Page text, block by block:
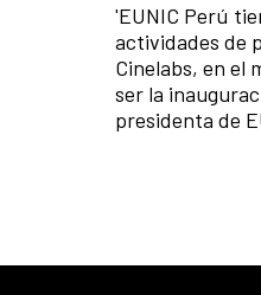
'EUNIC Perú
actividades de
Cinelabs, en el
ser la
presidenta de